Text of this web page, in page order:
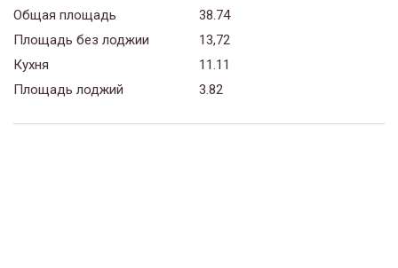
Общая площадь
38.74
Площадь без лоджии
13,72
Кухня
11.11
Площадь лоджий
3.82